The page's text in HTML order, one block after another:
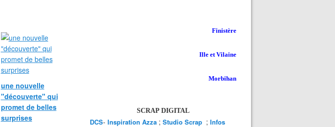
une nouvelle
"découverte" qui
promet de belles
surprises
Finistère
Ille et Vilaine
Morbihan
SCRAP DIGITAL
DCS- Inspiration Azza ; Studio Scrap ; Infos